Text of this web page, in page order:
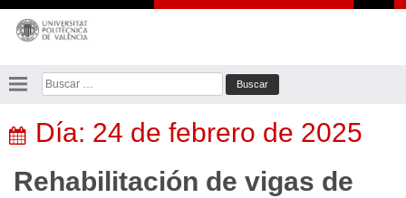
Saltar
contenido
Buscar:
Día: 24 de febrero de 2025
Rehabilitación de vigas de